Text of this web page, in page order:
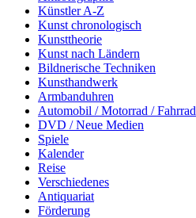
Künstler A-Z
Kunst chronologisch
Kunsttheorie
Kunst nach Ländern
Bildnerische Techniken
Kunsthandwerk
Armbanduhren
Automobil / Motorrad / Fahrrad
DVD / Neue Medien
Spiele
Kalender
Reise
Verschiedenes
Antiquariat
Förderung